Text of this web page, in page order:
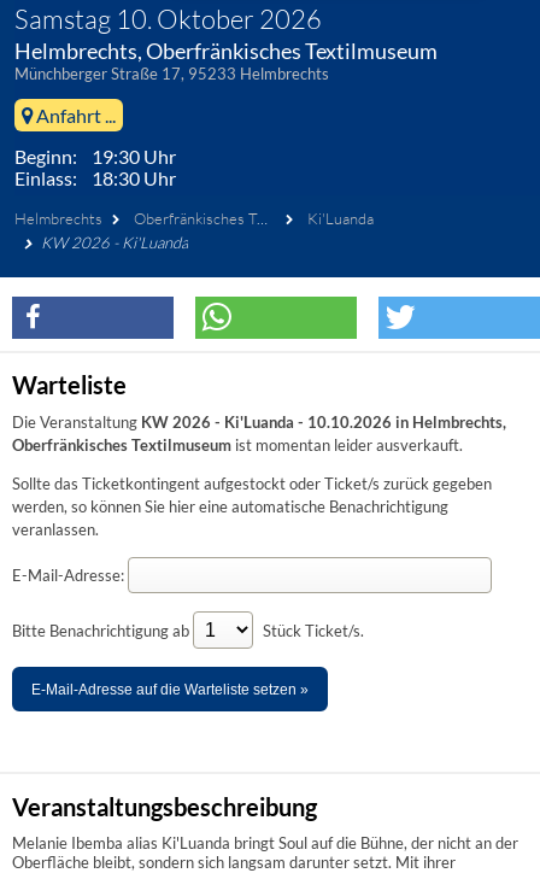
Samstag 10. Oktober 2026
Helmbrechts, Oberfränkisches Textilmuseum
Münchberger Straße 17, 95233 Helmbrechts
Anfahrt ...
Beginn: 19:30 Uhr
Einlass: 18:30 Uhr
Helmbrechts Oberfränkisches Textilmuseum
Ki'Luanda
KW 2026 - Ki'Luanda
Warteliste
Die Veranstaltung KW 2026 - Ki'Luanda - 10.10.2026 in Helmbrechts,
Oberfränkisches Textilmuseum ist momentan leider ausverkauft.
Sollte das Ticketkontingent aufgestockt oder Ticket/s zurück gegeben
werden, so können Sie hier eine automatische Benachrichtigung
veranlassen.
E-Mail-Adresse:
Bitte Benachrichtigung ab Stück Ticket/s.
E-Mail-Adresse auf die Warteliste setzen »
Veranstaltungsbeschreibung
Melanie Ibemba alias Ki'Luanda bringt Soul auf die Bühne, der nicht an der
Oberfläche bleibt, sondern sich langsam darunter setzt. Mit ihrer